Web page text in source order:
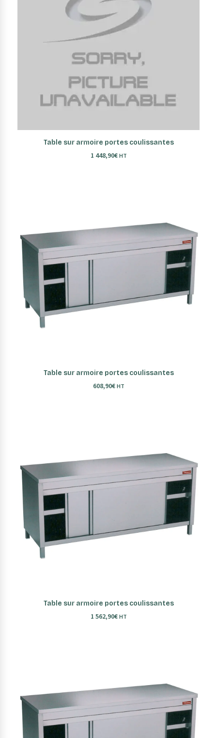
AJOUTER AU PANIER
Table sur armoire portes coulissantes
1 448,90€ HT
AJOUTER AU PANIER
Table sur armoire portes coulissantes
608,90€ HT
AJOUTER AU PANIER
Table sur armoire portes coulissantes
1 562,90€ HT